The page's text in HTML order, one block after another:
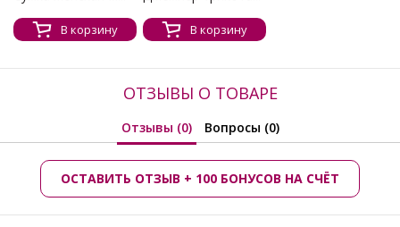
В корзину В корзину
ОТЗЫВЫ О ТОВАРЕ
Отзывы (0) Вопросы (0)
ОСТАВИТЬ ОТЗЫВ + 100 БОНУСОВ НА СЧЁТ